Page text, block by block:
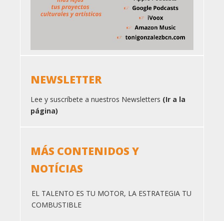
NEWSLETTER
Lee y suscríbete a nuestros Newsletters (Ir a la
página)
MÁS CONTENIDOS Y
NOTÍCIAS
EL TALENTO ES TU MOTOR, LA ESTRATEGIA TU
COMBUSTIBLE